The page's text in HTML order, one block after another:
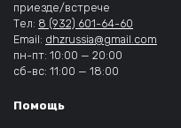
приезде/встрече
Тел: 8 (932) 601-64-60
Email: dhzrussia@gmail.com
пн-пт: 10:00 — 20:00
сб-вс: 11:00 — 18:00
Помощь